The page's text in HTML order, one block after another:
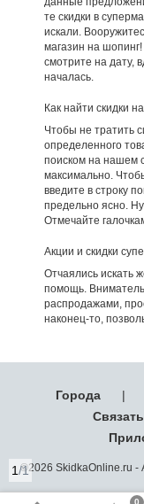
1/1
те скидки в
искали.
магазин на
смотрите на дату,
началась.
Как найти скидки
Чтобы не тратить
определенного
поиском на нашем
максимально.
введите в строку
предельно ясно.
Отмечайте
Акции и скидки
Отчаялись искать
помощь.
распродажами,
наконец-то,
Города |
©2026 SkidkaOnline.ru -
0